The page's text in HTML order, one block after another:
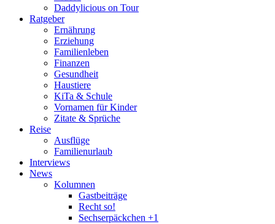
Daddylicious on Tour
Ratgeber
Ernährung
Erziehung
Familienleben
Finanzen
Gesundheit
Haustiere
KiTa & Schule
Vornamen für Kinder
Zitate & Sprüche
Reise
Ausflüge
Familienurlaub
Interviews
News
Kolumnen
Gastbeiträge
Recht so!
Sechserpäckchen +1